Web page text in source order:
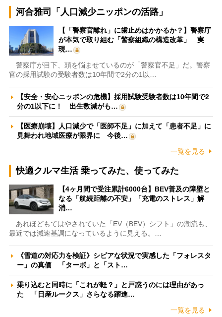
河合雅司「人口減少ニッポンの活路」
【「警察官離れ」に歯止めはかかるか？】警察庁
が本気で取り組む「警察組織の構造改革」 実
現…
警察庁が目下、頭を悩ませているのが「警察官不足」だ。警察
官の採用試験の受験者数は10年間で2分の1以…
【安全・安心ニッポンの危機】採用試験受験者数は10年間で2
分の1以下に！ 出生数減がも…
【医療崩壊】人口減少で「医師不足」に加えて「患者不足」に
見舞われ地域医療が限界に 今後…
一覧を見る
快適クルマ生活 乗ってみた、使ってみた
【4ヶ月間で受注累計6000台】BEV普及の障壁と
なる「航続距離の不安」「充電のストレス」解
消…
あれほどもてはやされていた「EV（BEV）シフト」の潮流も、
最近では減速基調になっているように見える。…
《雪道の対応力を検証》シビアな状況で実感した「フォレスタ
ー」の真価 「ターボ」と「スト…
乗り込むと同時に「これが軽？」と戸惑うのには理由があっ
た 「日産ルークス」さらなる躍進…
一覧を見る